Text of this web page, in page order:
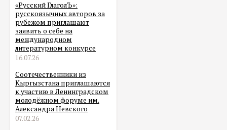
«Русский ГлаголЪ»:
русскоязычных авторов за
рубежом приглашают
заявить о себе на
международном
литературном конкурсе
16.07.26
Соотечественники из
Кыргызстана приглашаются
к участию в Ленинградском
молодёжном форуме им.
Александра Невского
07.02.26